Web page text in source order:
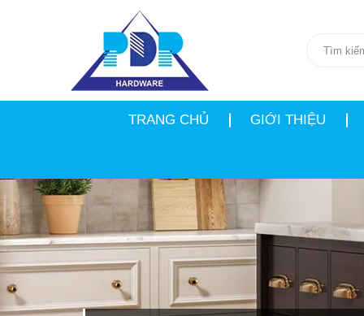
TRANG CHỦ GIỚI THIỆU